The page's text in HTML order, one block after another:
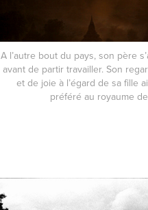
A l’autre bout du pays, son père
avant de partir travailler. Son
et de joie à l’égard de sa fille
préféré au royaume